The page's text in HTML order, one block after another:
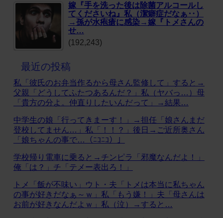
嫁『手を洗った後は除菌アルコールし
てくださいね』私（潔癖症だなぁ‥）
→孫が水疱瘡に感染→嫁『トメさんの
せ…
(192,243)
最近の投稿
私「彼氏のお弁当作るから母さん監修して」すると→
父親「どうしてふたつあるんだ？」私（ヤバっ…）母
「貴方の分よ。仲直りしたいんだって」→結果…
中学生の娘「行ってきまーす！」→担任「娘さんまだ
登校してません…」私「！！？」後日→ご近所奥さん
「娘ちゃんの事で…（ﾆｺﾆｺ）」
学校帰り電車に乗ると→チンピラ「邪魔なんだよ！」
俺「は？」チ「テメー表出ろ！」
トメ「飯が不味い」ウト・夫「トメは本当に私ちゃん
の事が好きだなぁ～ｗ」私「もう嫌！」夫「母さんは
お前が好きなんだよｗ」私（泣）→すると…